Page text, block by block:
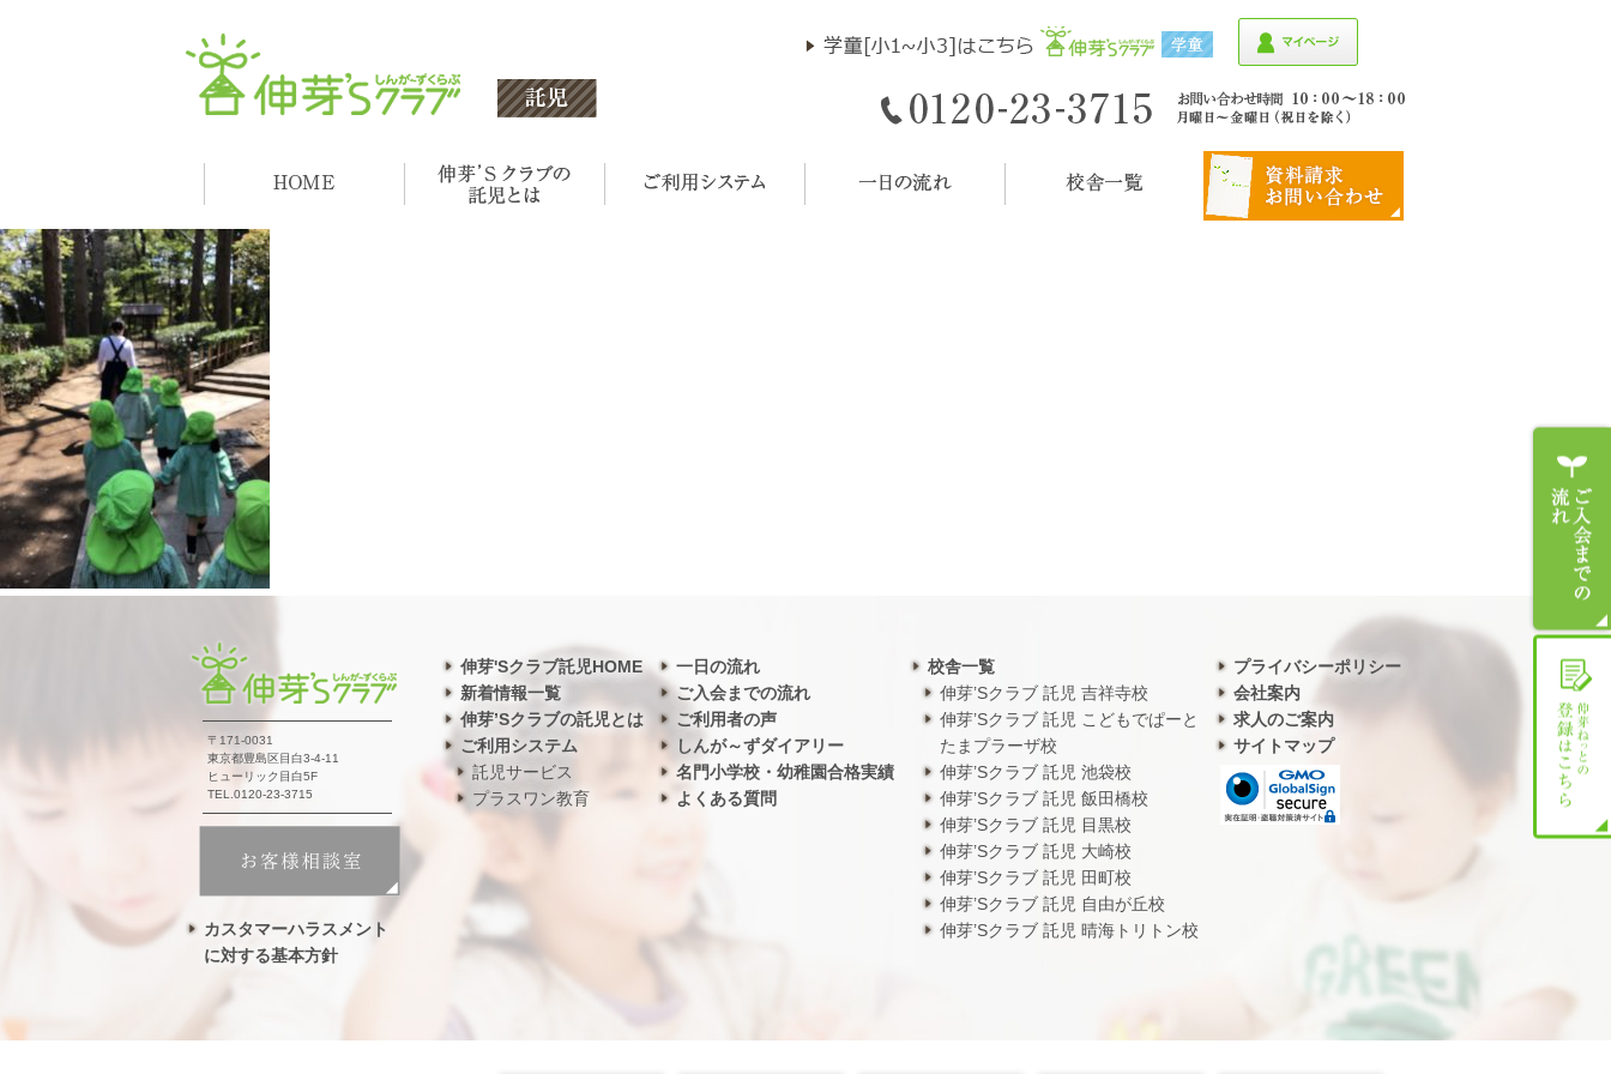
〒171-0031
東京都豊島区目白3-4-11
ヒューリック目白5F
TEL.0120-23-3715
カスタマーハラスメント
に対する基本方針
伸芽'Sクラブ託児HOME
新着情報一覧
伸芽’Sクラブの託児とは
ご利用システム
託児サービス
プラスワン教育
一日の流れ
ご入会までの流れ
ご利用者の声
しんが～ずダイアリー
名門小学校・幼稚園合格実績
よくある質問
校舎一覧
伸芽’Sクラブ 託児 吉祥寺校
伸芽’Sクラブ 託児 こどもでぱーと
たまプラーザ校
伸芽’Sクラブ 託児 池袋校
伸芽’Sクラブ 託児 飯田橋校
伸芽’Sクラブ 託児 目黒校
伸芽’Sクラブ 託児 大崎校
伸芽’Sクラブ 託児 田町校
伸芽’Sクラブ 託児 自由が丘校
伸芽’Sクラブ 託児 晴海トリトン校
プライバシーポリシー
会社案内
求人のご案内
サイトマップ